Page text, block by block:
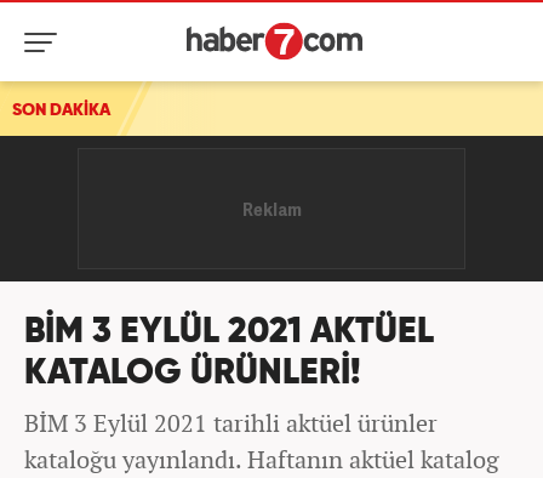
SON DAKİKA
BİM 3 EYLÜL 2021 AKTÜEL
KATALOG ÜRÜNLERİ!
BİM 3 Eylül 2021 tarihli aktüel ürünler
kataloğu yayınlandı. Haftanın aktüel katalog